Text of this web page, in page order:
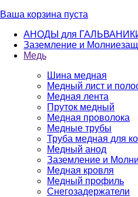
Ваша корзина пуста
АНОДЫ для
Заземление и
Медь
Шина медная
Медный лист и
Медная лента
Пруток медный
Медная проволока
Медные трубы
Труба медная для
Медный анод
Заземление и
Медная кровля
Медный профиль
Снегозадержатели